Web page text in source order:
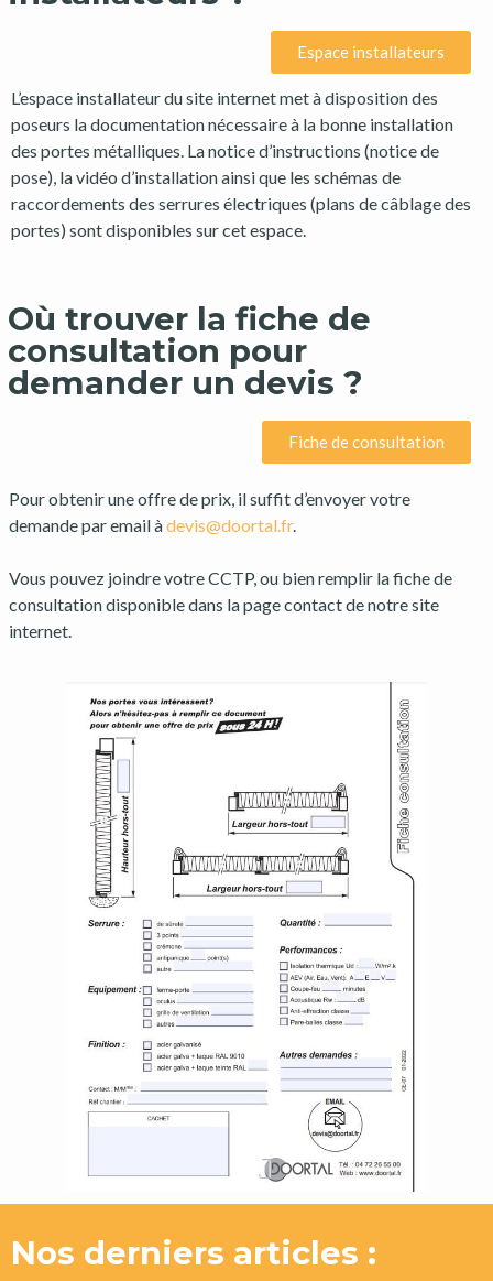
Espace installateurs
L’espace installateur du site internet met à disposition des
poseurs la documentation nécessaire à la bonne installation
des portes métalliques. La notice d’instructions (notice de
pose), la vidéo d’installation ainsi que les schémas de
raccordements des serrures électriques (plans de câblage des
portes) sont disponibles sur cet espace.
Où trouver la fiche de
consultation pour
demander un devis ?
Fiche de consultation
Pour obtenir une offre de prix, il suffit d’envoyer votre
demande par email àdevis@doortal.fr.
Vous pouvez joindre votre CCTP, ou bien remplir la fiche de
consultation disponible dans la page contact de notre site
internet.
Nos derniers articles :